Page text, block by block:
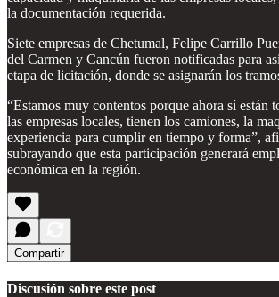
la documentación requerida.
Siete empresas de Chetumal, Felipe Carrillo
del Carmen y Cancún fueron notificadas para
etapa de licitación, donde se asignarán los
“Estamos muy contentos porque ahora sí están
las empresas locales, tienen los camiones, la
experiencia para cumplir en tiempo y forma”,
subrayando que esta participación generará
económica en la región.
Compartir
Discusión sobre este post